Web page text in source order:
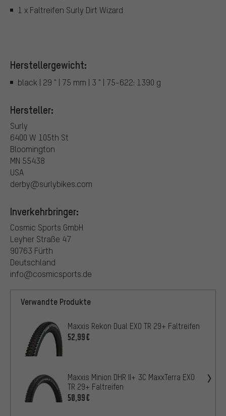
1 x Faltreifen Surly Dirt Wizard
Herstellergewicht:
black | 29 " | 75 mm | 3 " | 75-622: 1390 g
Hersteller:
Surly
6400 W 105th St
Bloomington
MN 55438
USA
derby@surlybikes.com
Inverkehrbringer:
Cosmic Sports GmbH
Leyher Straße 47
90763 Fürth
Deutschland
info@cosmicsports.de
Verwandte Produkte
Maxxis Rekon Dual EXO TR 29+ Faltreifen
52,99€
Maxxis Minion DHR II+ 3C MaxxTerra EXO
TR 29+ Faltreifen
50,99€